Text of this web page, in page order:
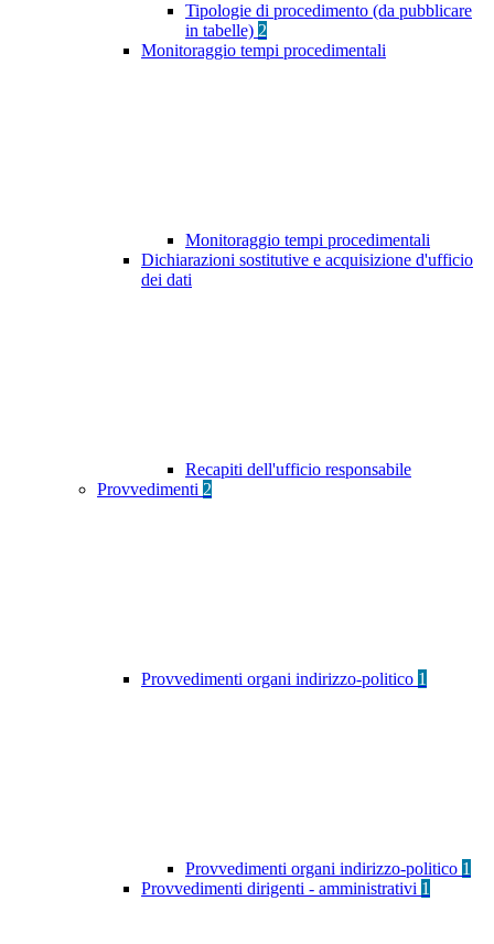
Tipologie di procedimento (da pubblicare
in tabelle) 2
Monitoraggio tempi procedimentali
Monitoraggio tempi procedimentali
Dichiarazioni sostitutive e acquisizione d'ufficio
dei dati
Recapiti dell'ufficio responsabile
Provvedimenti 2
Provvedimenti organi indirizzo-politico 1
Provvedimenti organi indirizzo-politico 1
Provvedimenti dirigenti - amministrativi 1